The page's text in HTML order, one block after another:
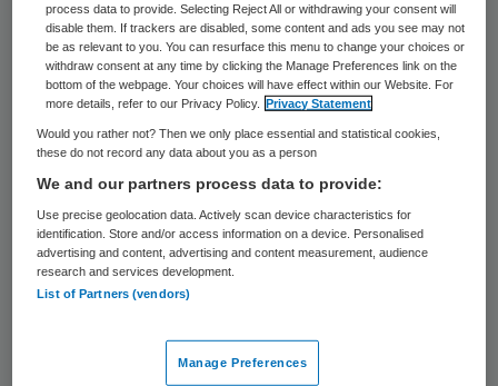
Aanleiding is het nieuwe wetsvoorstel Wet
integere bedrijfsvoering zorg- en
jeugdhulpaanbieders (Wibz), dat misbruik
van zorggeld door malafide zorgaanbieders
moet tegengaan. Het voorstel bevat
verscherpte regels, maar laat
winstuitkeringen onder voorwaarden nog
steeds toe.
Financieel gewin
process data to provide. Selecting Reject All or withdrawing your consent will
disable them. If trackers are disabled, some content and ads you see may not
be as relevant to you. You can resurface this menu to change your choices or
withdraw consent at any time by clicking the Manage Preferences link on the
bottom of the webpage. Your choices will have effect within our Website. For
more details, refer to our Privacy Policy.
Privacy Statement
Would you rather not? Then we only place essential and statistical cookies,
these do not record any data about you as a person
We and our partners process data to provide:
Use precise geolocation data. Actively scan device characteristics for
identification. Store and/or access information on a device. Personalised
advertising and content, advertising and content measurement, audience
research and services development.
List of Partners (vendors)
Manage Preferences